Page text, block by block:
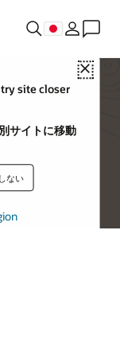
Close
site closer
サイトに移動
ない
する